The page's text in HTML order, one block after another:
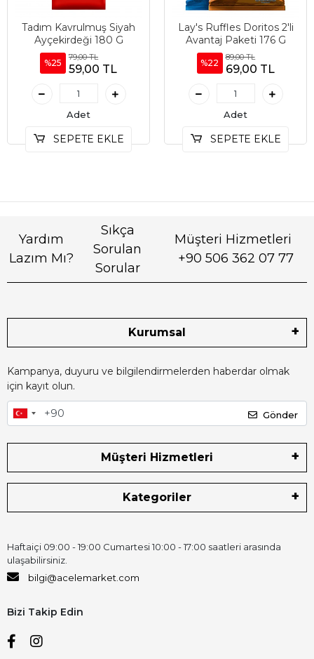
Tadım Kavrulmuş Siyah
Ayçekirdeği 180 G
%25
79,00 TL
59,00 TL
Adet
SEPETE EKLE
Lay's Ruffles Doritos 2'li
Avantaj Paketi 176 G
%22
89,00 TL
69,00 TL
Adet
SEPETE EKLE
Yardım
Lazım Mı?
Sıkça
Sorulan
Sorular
Müşteri Hizmetleri
+90 506 362 07 77
Kurumsal
Kampanya, duyuru ve bilgilendirmelerden haberdar olmak
için kayıt olun.
Gönder
Müşteri Hizmetleri
Kategoriler
Haftaiçi 09:00 - 19:00 Cumartesi 10:00 - 17:00 saatleri arasında
ulaşabilirsiniz.
bilgi@acelemarket.com
Bizi Takip Edin